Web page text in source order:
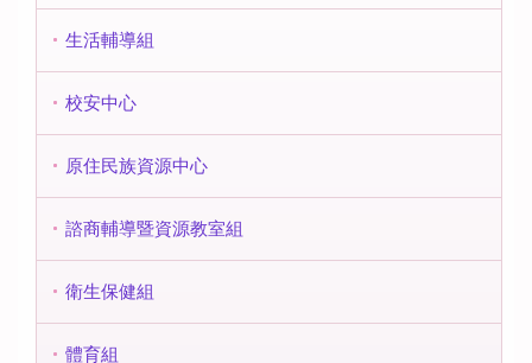
生活輔導組
校安中心
原住民族資源中心
諮商輔導暨資源教室組
衛生保健組
體育組